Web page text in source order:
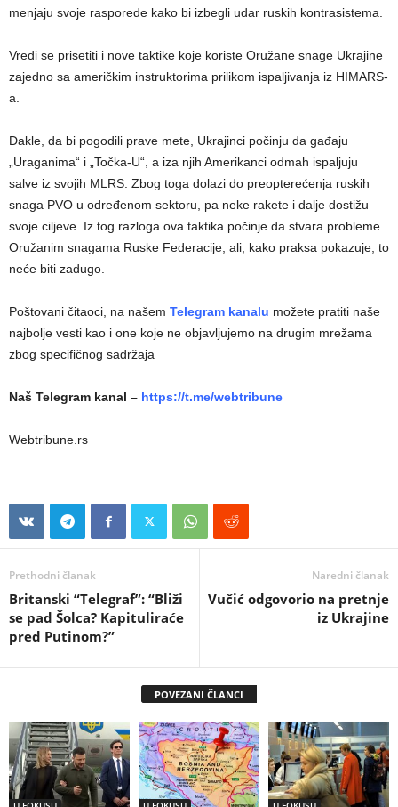
menjaju svoje rasporede kako bi izbegli udar ruskih kontrasistema.
Vredi se prisetiti i nove taktike koje koriste Oružane snage Ukrajine
zajedno sa američkim instruktorima prilikom ispaljivanja iz HIMARS-
a.
Dakle, da bi pogodili prave mete, Ukrajinci počinju da gađaju
„Uraganima“ i „Točka-U“, a iza njih Amerikanci odmah ispaljuju
salve iz svojih MLRS. Zbog toga dolazi do preopterećenja ruskih
snaga PVO u određenom sektoru, pa neke rakete i dalje dostižu
svoje ciljeve. Iz tog razloga ova taktika počinje da stvara probleme
Oružanim snagama Ruske Federacije, ali, kako praksa pokazuje, to
neće biti zadugo.
Poštovani čitaoci, na našem Telegram kanalu možete pratiti naše
najbolje vesti kao i one koje ne objavljujemo na drugim mrežama
zbog specifičnog sadržaja
Naš Telegram kanal – https://t.me/webtribune
Webtribune.rs
Prethodni članak
Britanski “Telegraf”: “Bliži
se pad Šolca? Kapituliraće
pred Putinom?”
Naredni članak
Vučić odgovorio na pretnje
iz Ukrajine
POVEZANI ČLANCI